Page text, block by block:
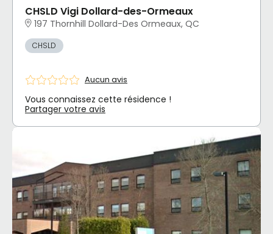
CHSLD Vigi Dollard-des-Ormeaux
197 Thornhill Dollard-Des Ormeaux, QC
CHSLD
Aucun avis
Vous connaissez cette résidence !
Partager votre avis